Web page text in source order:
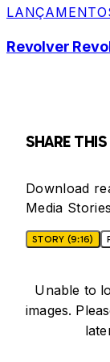
Revolver
SHARE
Download
Media
STORY (9:16)
Unable to
images.